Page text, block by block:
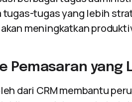
tugas-tugas yang lebih
meningkatkan
Pemasaran yang
dari CRM membantu